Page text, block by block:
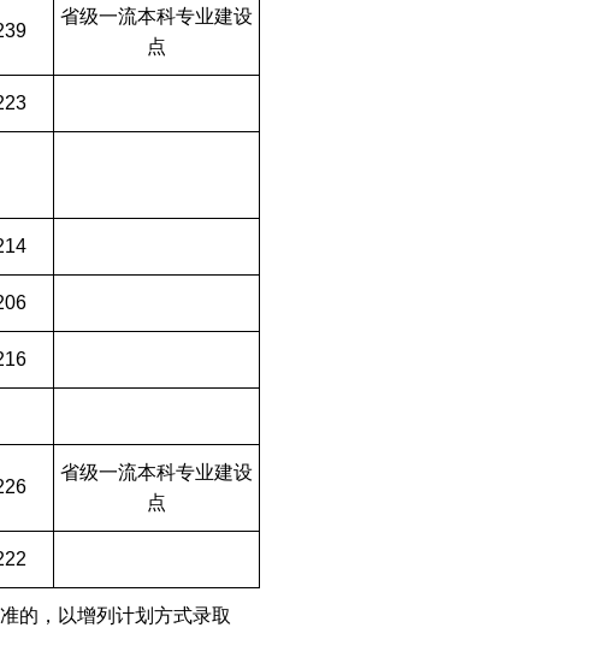
省级一流本科专业建设
点
省级一流本科专业建设
点
的，以增列计划方式录取